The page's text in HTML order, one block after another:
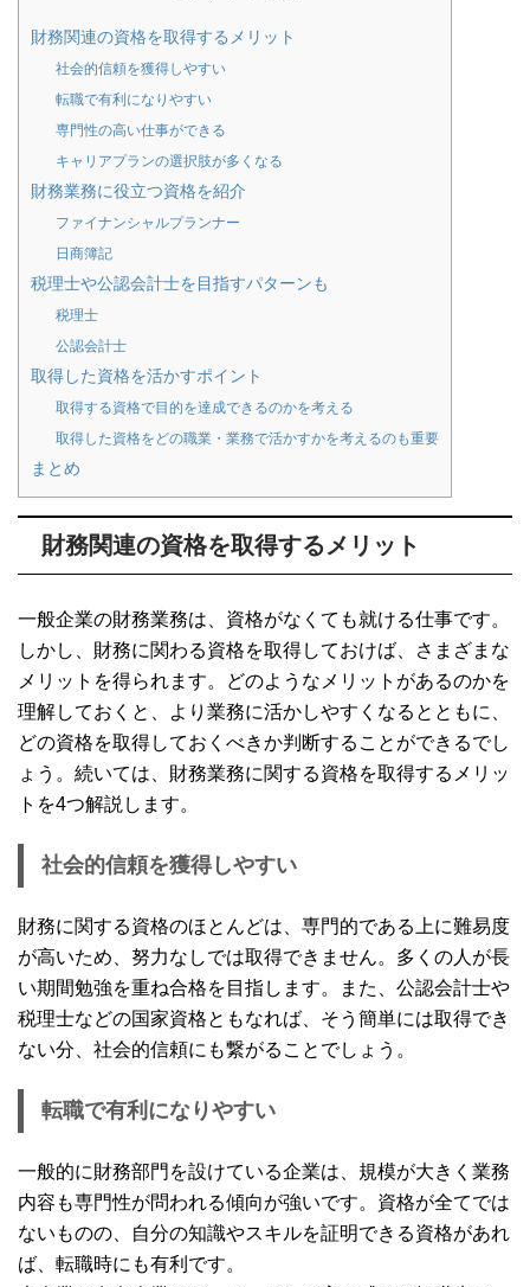
財務関連の資格を取得するメリット
社会的信頼を獲得しやすい
転職で有利になりやすい
専門性の高い仕事ができる
キャリアプランの選択肢が多くなる
財務業務に役立つ資格を紹介
ファイナンシャルプランナー
日商簿記
税理士や公認会計士を目指すパターンも
税理士
公認会計士
取得した資格を活かすポイント
取得する資格で目的を達成できるのかを考える
取得した資格をどの職業・業務で活かすかを考えるのも重要
まとめ
財務関連の資格を取得するメリット
一般企業の財務業務は、資格がなくても就ける仕事です。
しかし、財務に関わる資格を取得しておけば、さまざまな
メリットを得られます。どのようなメリットがあるのかを
理解しておくと、より業務に活かしやすくなるとともに、
どの資格を取得しておくべきか判断することができるでし
ょう。続いては、財務業務に関する資格を取得するメリッ
トを4つ解説します。
社会的信頼を獲得しやすい
財務に関する資格のほとんどは、専門的である上に難易度
が高いため、努力なしでは取得できません。多くの人が長
い期間勉強を重ね合格を目指します。また、公認会計士や
税理士などの国家資格ともなれば、そう簡単には取得でき
ない分、社会的信頼にも繋がることでしょう。
転職で有利になりやすい
一般的に財務部門を設けている企業は、規模が大きく業務
内容も専門性が問われる傾向が強いです。資格が全てでは
ないものの、自分の知識やスキルを証明できる資格があれ
ば、転職時にも有利です。